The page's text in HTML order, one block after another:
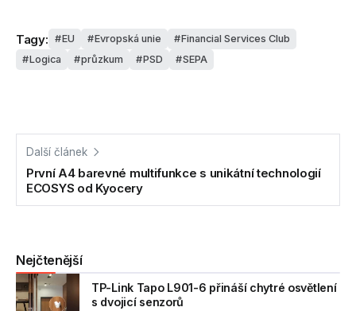
Tagy: EU Evropská unie
Financial Services Club
Logica
průzkum PSD SEPA
Další článek
První A4 barevné multifunkce s unikátní technologií
ECOSYS od Kyocery
Nejčtenější
TP-Link Tapo L901-6 přináší chytré osvětlení
s dvojicí senzorů